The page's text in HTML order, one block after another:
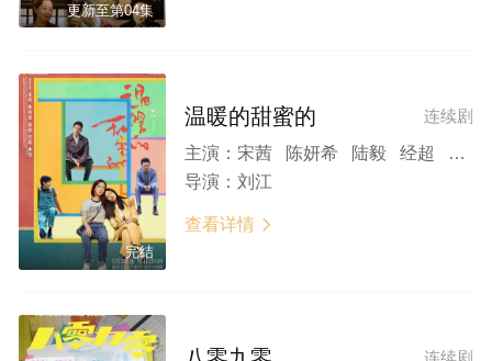
更新至第04集
完结
连续剧
温暖的甜蜜的
主演： 宋茜 陈妍希 陆毅 经超 孙坚 潘虹 吴冕 梁天 岳红 孙宁 杨青 施京明 曹征 田岷 白志迪 王丽云 姜瑞霖 宗平 张可盈 李依晓 曲栅栅 迟嘉 丁洋 崔绍涵
导演： 刘江
查看详情 